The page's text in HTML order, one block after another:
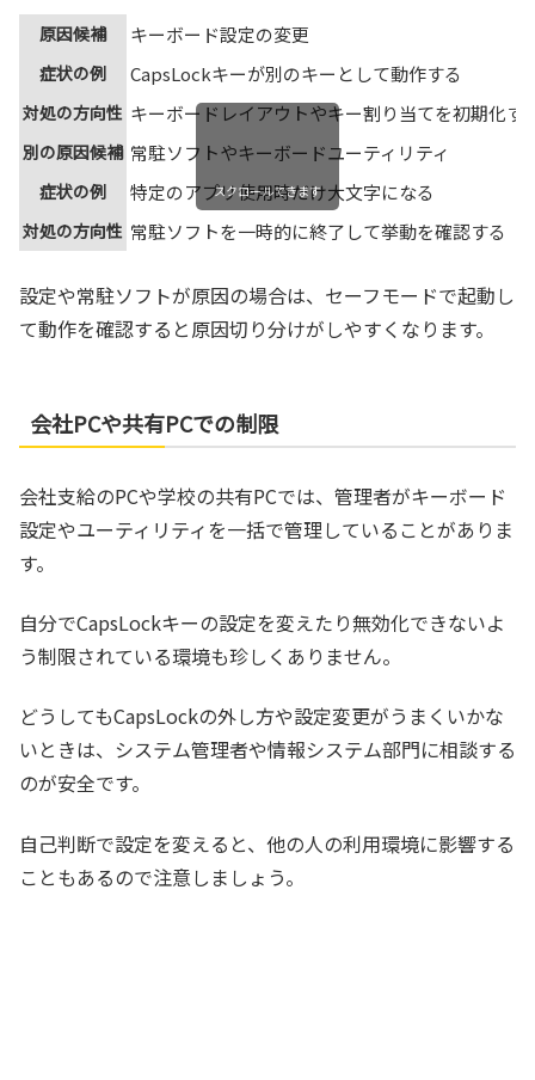
原因候補 キーボード設定の変更
症状の例 CapsLockキーが別のキーとして動作する
対処の方向性 キーボードレイアウトやキー割り当てを初期化す
別の原因候補 常駐ソフトやキーボードユーティリティ
症状の例 特定のアプリ使用時だけ大文字になる
対処の方向性 常駐ソフトを一時的に終了して挙動を確認する
スクロールできます
設定や常駐ソフトが原因の場合は、セーフモードで起動し
て動作を確認すると原因切り分けがしやすくなります。
会社PCや共有PCでの制限
会社支給のPCや学校の共有PCでは、管理者がキーボード
設定やユーティリティを一括で管理していることがありま
す。
自分でCapsLockキーの設定を変えたり無効化できないよ
う制限されている環境も珍しくありません。
どうしてもCapsLockの外し方や設定変更がうまくいかな
いときは、システム管理者や情報システム部門に相談する
のが安全です。
自己判断で設定を変えると、他の人の利用環境に影響する
こともあるので注意しましょう。